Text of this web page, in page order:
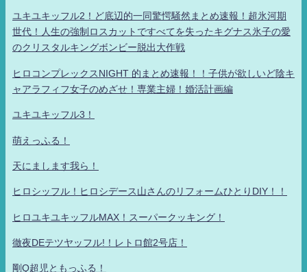
ユキユキッフル2！ど底辺的一同驚愕騒然まとめ速報！超氷河期
世代！人生の強制ロスカットですべてを失ったキグナス氷子の愛
のクリスタルキングボンビー脱出大作戦
ヒロコンプレックスNIGHT 的まとめ速報！！子供が欲しいど陰キ
ャアラフィフ女子のめざせ！専業主婦！婚活計画編
ユキユキッフル3！
萌えっふる！
天にまします我ら！
ヒロシッフル！ヒロシデース山さんのリフォームひとりDIY！！
ヒロユキユキッフルMAX！スーパークッキング！
徹夜DEテツヤッフル!！レトロ館2号店！
剛Q超児ともっふる！